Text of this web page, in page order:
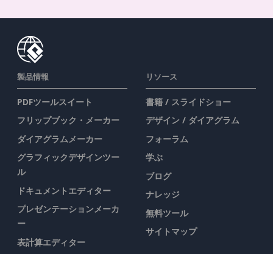
製品情報
PDFツールスイート
フリップブック・メーカー
ダイアグラムメーカー
グラフィックデザインツー
ル
ドキュメントエディター
プレゼンテーションメーカ
ー
表計算エディター
リソース
書籍 / スライドショー
デザイン / ダイアグラム
フォーラム
学ぶ
ブログ
ナレッジ
無料ツール
サイトマップ